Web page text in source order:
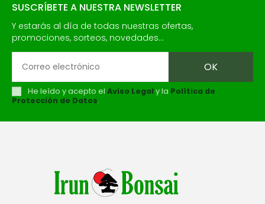
SUSCRÍBETE A NUESTRA NEWSLETTER
Y estarás al día de todas nuestras ofertas,
promociones, sorteos, novedades...
He leído y acepto el Aviso Legaly la Política de
Protección de Datos.